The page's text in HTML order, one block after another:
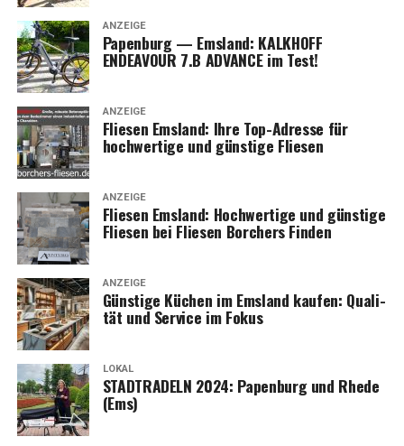
ANZEIGE
Papen­burg — Ems­land: KALKHOFF
ENDEAVOUR 7.B ADVANCE im Test!
ANZEIGE
Flie­sen Ems­land: Ihre Top-Adres­se für
hoch­wer­ti­ge und güns­ti­ge Fliesen
ANZEIGE
Flie­sen Ems­land: Hoch­wer­ti­ge und güns­ti­ge
Flie­sen bei Flie­sen Bor­chers Finden
ANZEIGE
Güns­ti­ge Küchen im Ems­land kau­fen: Qua­li­
tät und Ser­vice im Fokus
LOKAL
STADTRADELN 2024: Papen­burg und Rhe­de
(Ems)